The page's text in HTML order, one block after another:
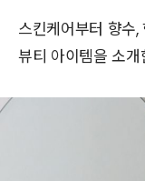
스킨케어부터 향수
뷰티 아이템을 소개